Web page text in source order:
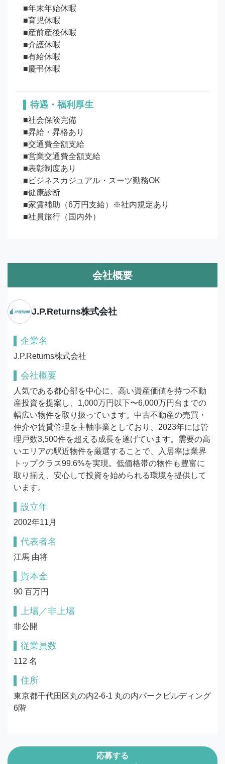
■年末年始休暇
■育児休暇
■産前産後休暇
■介護休暇
■有給休暇
待遇・福利厚生
■社会保険完備
■昇給・昇格あり
■交通費全額支給
■営業交通費全額支給
■表彰制度あり
■ビジネスカジュアル・スーツ勤務OK
■健康診断
■家賃補助（6万円支給）※社内規定あり
■社員旅行（国内外）
会社概要
J.P.Returns株式会社
企業名
J.P.Returns株式会社
会社概要
人気である都心部を中心に、高い資産価値を持つ不動
産投資を提案し、1,000万円以下〜6,000万円台までの
幅広い物件を取り扱っています。中古不動産の売買・
仲介や賃貸管理を主軸事業としており、2023年には管
理戸数3,500件を超える成長を遂げています。需要の高
いエリアの駅近物件を厳選することで、入居率は業界
トップクラス99.6%を実現。低価格帯の物件も豊富に
取り揃え、安心して投資を始められる環境を提供して
います。
設立年
2002年11月
代表者名
江馬 由将
資本金
90 百万円
上場／非上場
非公開
従業員数
112 名
住所
東京都千代田区丸の内2-6-1 丸の内パークビルディング
6階
応募する